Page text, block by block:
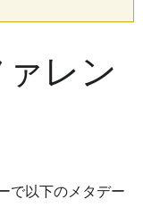
レン
で以下のメタデー